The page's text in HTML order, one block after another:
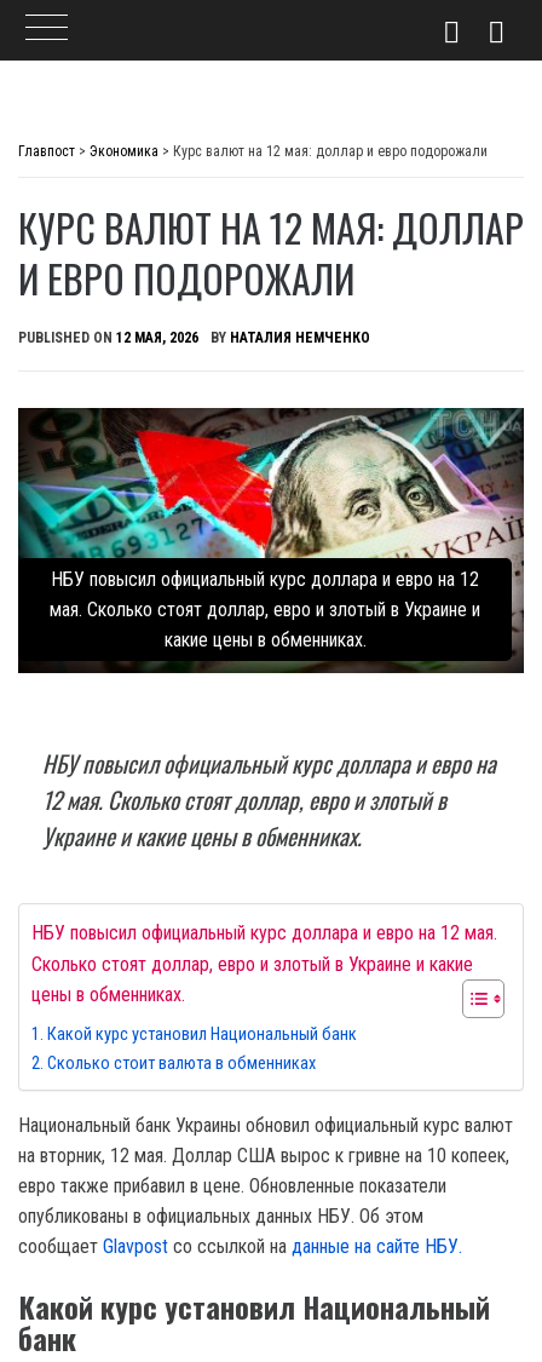
Главпост > Экономика > Курс валют на 12 мая: доллар и евро подорожали
КУРС ВАЛЮТ НА 12 МАЯ: ДОЛЛАР
И ЕВРО ПОДОРОЖАЛИ
PUBLISHED ON 12 МАЯ, 2026 BY НАТАЛИЯ НЕМЧЕНКО
НБУ повысил официальный курс доллара и евро на 12
мая. Сколько стоят доллар, евро и злотый в Украине и
какие цены в обменниках.
НБУ повысил официальный курс доллара и евро на
12 мая. Сколько стоят доллар, евро и злотый в
Украине и какие цены в обменниках.
НБУ повысил официальный курс доллара и евро на 12 мая.
Сколько стоят доллар, евро и злотый в Украине и какие
цены в обменниках.
Какой курс установил Национальный банк
Сколько стоит валюта в обменниках
Национальный банк Украины обновил официальный курс валют
на вторник, 12 мая. Доллар США вырос к гривне на 10 копеек,
евро также прибавил в цене. Обновленные показатели
опубликованы в официальных данных НБУ. Об этом
сообщает Glavpost со ссылкой на данные на сайте НБУ.
Какой курс установил Национальный
банк